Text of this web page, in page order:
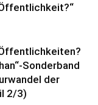
Sonderband
der
2/3)